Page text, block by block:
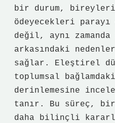
bir durum,
ödeyecekleri parayı
değil, aynı zamanda
arkasındaki
sağlar. Eleştirel
toplumsal
derinlemesine
tanır. Bu süreç,
daha bilinçli